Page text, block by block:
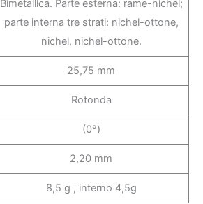
Bimetallica. Parte esterna: rame-nichel;
parte interna tre strati: nichel-ottone,
nichel, nichel-ottone.
25,75 mm
Rotonda
(0°)
2,20 mm
8,5 g , interno 4,5g